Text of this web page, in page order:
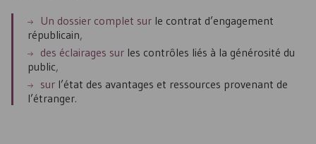
Un dossier complet sur le contrat d’engagement
républicain,
des éclairages sur les contrôles liés à la générosité du
public,
sur l’état des avantages et ressources provenant de
l’étranger.